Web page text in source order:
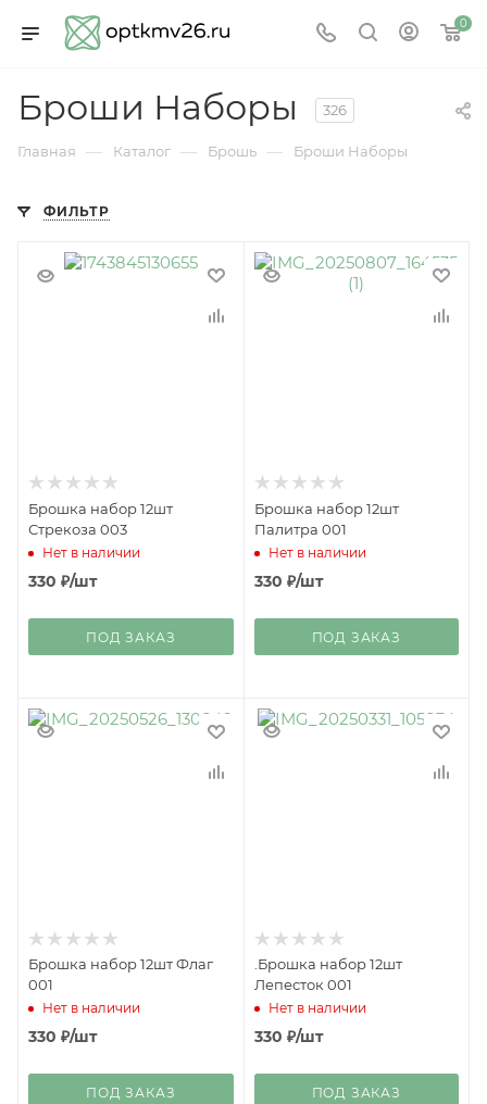
0
Броши Наборы 326
Главная — Каталог — Брошь — Броши Наборы
ФИЛЬТР
Брошка набор 12шт
Стрекоза 003
Нет в наличии
330 ₽/шт
ПОД ЗАКАЗ
Брошка набор 12шт
Палитра 001
Нет в наличии
330 ₽/шт
ПОД ЗАКАЗ
Брошка набор 12шт Флаг
001
Нет в наличии
330 ₽/шт
ПОД ЗАКАЗ
.Брошка набор 12шт
Лепесток 001
Нет в наличии
330 ₽/шт
ПОД ЗАКАЗ